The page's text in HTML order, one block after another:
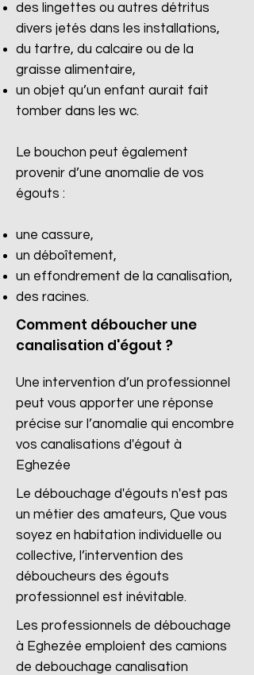
des lingettes ou autres détritus
divers jetés dans les installations,
du tartre, du calcaire ou de la
graisse alimentaire,
un objet qu’un enfant aurait fait
tomber dans les wc.
Le bouchon peut également
provenir d’une anomalie de vos
égouts :
une cassure,
un déboîtement,
un effondrement de la canalisation,
des racines.​
Comment déboucher une
canalisation d'égout ?
Une intervention d’un professionnel
peut vous apporter une réponse
précise sur l’anomalie qui encombre
vos canalisations d'égout à
Eghezée
Le débouchage d'égouts n'est pas
un métier des amateurs, Que vous
soyez en habitation individuelle ou
collective, l’intervention des
déboucheurs des égouts
professionnel est inévitable.
Les professionnels de débouchage
à Eghezée emploient des camions
de debouchage canalisation